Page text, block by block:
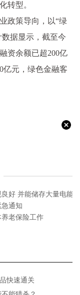
转型。
策导向，以“绿
据显示，截至今
资余额已超200亿
亿元，绿色金融客
好 并能储存大量电能
通知
老保险工作
快速通关